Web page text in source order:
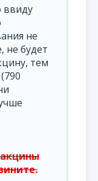
не
не будет
тем